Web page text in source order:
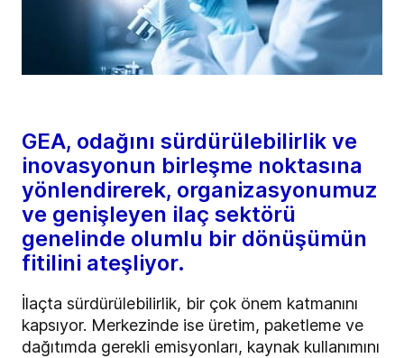
GEA, odağını sürdürülebilirlik ve
inovasyonun birleşme noktasına
yönlendirerek, organizasyonumuz
ve genişleyen ilaç sektörü
genelinde olumlu bir dönüşümün
fitilini ateşliyor.
İlaçta sürdürülebilirlik, bir çok önem katmanını
kapsıyor. Merkezinde ise üretim, paketleme ve
dağıtımda gerekli emisyonları, kaynak kullanımını